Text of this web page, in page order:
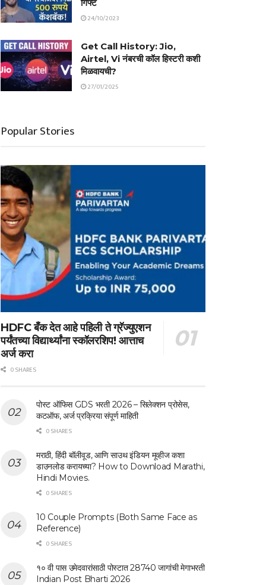
गिफ्ट
24/10/2023
Get Call History: Jio,
Airtel, Vi नंबरची कॉल हिस्टरी कशी
मिळवायची?
27/01/2025
Popular Stories
HDFC बँक देत आहे पहिली ते ग्रॅज्युएशन
पर्यंतच्या विद्यार्थ्यांना स्कॉलरशिप! आत्ताच
अर्ज करा
0 SHARES
पोस्ट ऑफिस GDS भरती 2026 – सिलेक्शन प्रोसेस,
कटऑफ, अर्ज प्रक्रिया संपूर्ण माहिती
0 SHARES
मराठी, हिंदी बॉलीवूड, आणि साउथ इंडियन मूव्हीज कशा
डाउनलोड करायच्या? How to Download Marathi,
Hindi Movies.
0 SHARES
10 Couple Prompts (Both Same Face as
Reference)
0 SHARES
१० वी पास उमेदवारांसाठी पोस्टात 28740 जागांची मेगाभरती
Indian Post Bharti 2026